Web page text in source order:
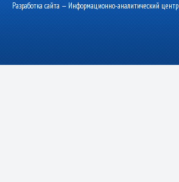
Разработка сайта — Информационно-аналитический центр